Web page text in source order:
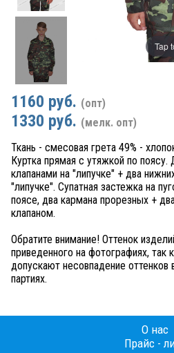
Tap
1160 руб. (опт)
1330 руб. (мелк. опт)
Ткань - смесовая грета 49% -
Куртка прямая с утяжкой по поясу.
клапанами на "липучке" + два
"липучке". Супатная застежка на
поясе, два кармана прорезных +
клапаном.
Обратите внимание! Оттенок
приведенного на фотографиях, так
допускают несовпадение оттенков
партиях.
О нас
Прайс -